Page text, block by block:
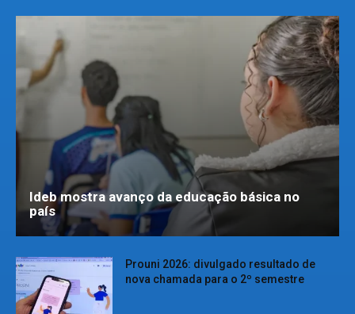
Ideb mostra avanço da educação básica no
país
Prouni 2026: divulgado resultado de
nova chamada para o 2º semestre